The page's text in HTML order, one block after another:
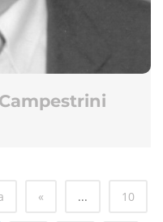
« ... 10